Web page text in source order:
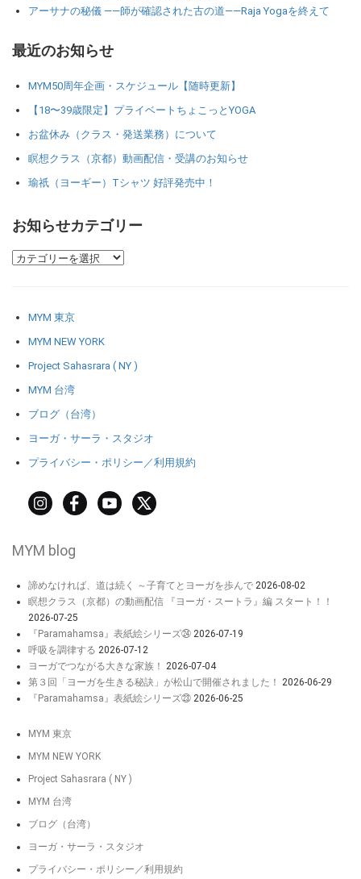
アーサナの秘儀 ――師が確認された古の道――Raja Yogaを終えて
最近のお知らせ
MYM50周年企画・スケジュール【随時更新】
【18〜39歳限定】プライベートちょこっとYOGA
お盆休み（クラス・発送業務）について
瞑想クラス（京都）動画配信・受講のお知らせ
瑜祇（ヨーギー）Tシャツ 好評発売中！
お知らせカテゴリー
MYM 東京
MYM NEW YORK
Project Sahasrara ( NY )
MYM 台湾
ブログ（台湾）
ヨーガ・サーラ・スタジオ
プライバシー・ポリシー／利用規約
MYM blog
諦めなければ、道は続く ～子育てとヨーガを歩んで 2026-08-02
瞑想クラス（京都）の動画配信 『ヨーガ・スートラ』編 スタート！！
2026-07-25
『Paramahamsa』表紙絵シリーズ㉔ 2026-07-19
呼吸を調律する 2026-07-12
ヨーガでつながる大きな家族！
2026-07-04
第３回「ヨーガを生きる秘訣」が松山で開催されました！
2026-06-29
『Paramahamsa』表紙絵シリーズ㉓ 2026-06-25
MYM 東京
MYM NEW YORK
Project Sahasrara ( NY )
MYM 台湾
ブログ（台湾）
ヨーガ・サーラ・スタジオ
プライバシー・ポリシー／利用規約